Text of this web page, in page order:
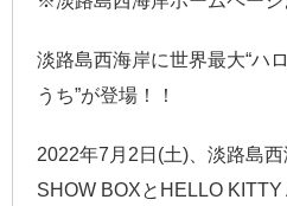
淡路島西海岸に世界最大“ハ
うち”が登場！！
2022年7月2日(土)、淡路島
SHOW BOXとHELLO